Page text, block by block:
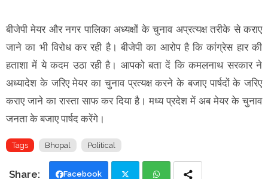
बीजेपी मेयर और नगर पालिका अध्यक्षों के चुनाव अप्रत्यक्ष तरीके से कराए
जाने का भी विरोध कर रही है। बीजेपी का आरोप है कि कांग्रेस हार की
हताशा में ये कदम उठा रही है। आपको बता दें कि कमलनाथ सरकार ने
अध्यादेश के जरिए मेयर का चुनाव प्रत्यक्ष करने के बजाए पार्षदों के जरिए
कराए जाने का रास्ता साफ कर दिया है। मध्य प्रदेश में अब मेयर के चुनाव
जनता के बजाए पार्षद करेंगे।
Tags Bhopal Political
Facebook